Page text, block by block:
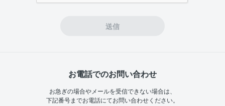
送信
お電話でのお問い合わせ
お急ぎの場合やメールを受信できない場合は、
下記番号までお電話にてお問い合わせください。